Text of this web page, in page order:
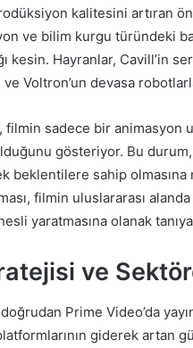
kalitesini artıran
ve bilim kurgu türündeki
kesin. Hayranlar, Cavill’in
ve Voltron’un devasa
filmin sadece bir
gösteriyor. Bu
beklentilere sahip
filmin uluslararası
yaratmasına olanak
ve
Prime Video’da
giderek artan